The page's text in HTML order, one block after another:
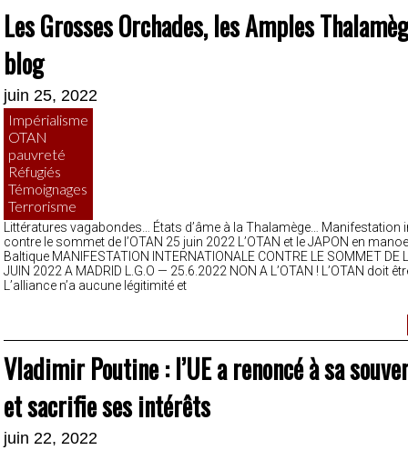
Les Grosses Orchades, les Amples
blog
juin 25, 2022
Impérialisme
OTAN
pauvreté
Réfugiés
Témoignages
Terrorisme
Littératures vagabondes… États d’âme à la Thalamège… Manifestation
contre le sommet de l’OTAN 25 juin 2022 L’OTAN et le JAPON en
Baltique MANIFESTATION INTERNATIONALE CONTRE LE SOMMET DE
JUIN 2022 A MADRID L.G.O — 25.6.2022 NON A L’OTAN ! L’OTAN doit
L’alliance n’a aucune légitimité et
Vladimir Poutine : l’UE a renoncé à sa
et sacrifie ses intérêts
juin 22, 2022